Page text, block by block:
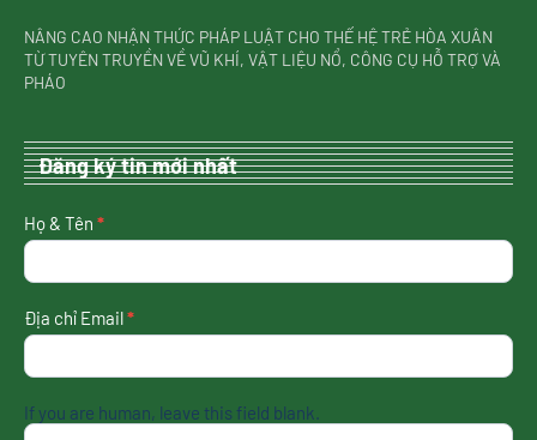
NÂNG CAO NHẬN THỨC PHÁP LUẬT CHO THẾ HỆ TRẺ HÒA XUÂN
TỪ TUYÊN TRUYỀN VỀ VŨ KHÍ, VẬT LIỆU NỔ, CÔNG CỤ HỖ TRỢ VÀ
PHÁO
Đăng ký tin mới nhất
nhận
tin
nhất
Họ & Tên *
Địa chỉ Email*
If you are human, leave this field blank.